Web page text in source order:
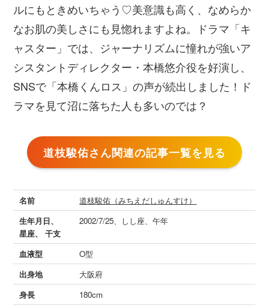
ルにもときめいちゃう♡美意識も高く、なめらか
なお肌の美しさにも見惚れますよね。ドラマ「キ
ャスター」では、ジャーナリズムに憧れが強いア
シスタントディレクター・本橋悠介役を好演し、
SNSで「本橋くんロス」の声が続出しました！ド
ラマを見て沼に落ちた人も多いのでは？
道枝駿佑さん関連の記事一覧を見る
名前
道枝駿佑（みちえだしゅんすけ）
生年月日、
星座、 干支
2002/7/25、しし座、午年
血液型
O型
出身地
大阪府
身長
180cm